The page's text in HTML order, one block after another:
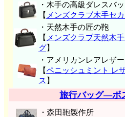
・木手の高級ダレスバ
【 メンズクラブ木手セ
・天然木手の匠の鞄
【 メンズクラブ天然木
グ】
・アメリカンレアレザ
【ペニッシュミント レ
ス 】
旅行バッグ―ボ
・森田鞄製作所